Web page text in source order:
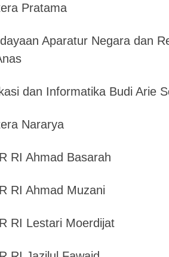
Pratama
Aparatur Negara dan
dan Informatika Budi Arie
Nararya
RI Ahmad Basarah
RI Ahmad Muzani
RI Lestari Moerdijat